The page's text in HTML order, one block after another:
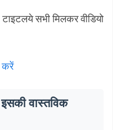
सभी मिलकर वीडियो
करें
वास्तविक